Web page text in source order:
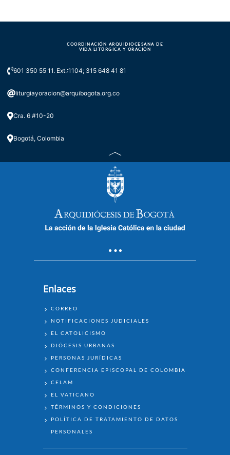
COORDINACIÓN ARQUIDIOCESANA DE
VIDA LITÚRGICA Y ORACIÓN
601 350 55 11. Ext.:1104; 315 648 41 81
liturgiayoracion@arquibogota.org.co
Cra. 6 #10-20
Bogotá, Colombia
Enlaces
ENLACES
CORREO
NOTIFICACIONES JUDICIALES
EL CATOLICISMO
DIÓCESIS URBANAS
PERSONAS JURÍDICAS
CONFERENCIA EPISCOPAL DE COLOMBIA
CELAM
EL VATICANO
TÉRMINOS Y CONDICIONES
POLÍTICA DE TRATAMIENTO DE DATOS
PERSONALES